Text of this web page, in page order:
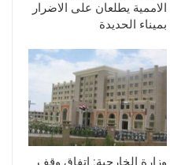
الاممية يطلعان على الاضرار
بميناء الحديدة
وزارة الخارجية: اتفاق وقف